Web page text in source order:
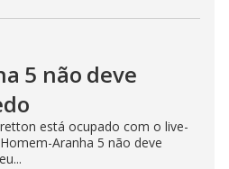
5 não deve
está ocupado com o live-
Aranha 5 não deve